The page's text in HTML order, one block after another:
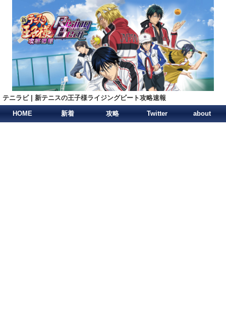
テニラビ | 新テニスの王子様ライジングビート攻略速報
HOME 新着 攻略 Twitter about